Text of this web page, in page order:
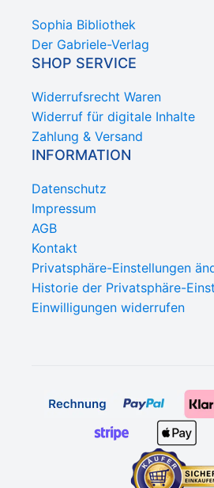
Sophia Bibliothek
Der Gabriele-Verlag
SHOP SERVICE
Widerrufsrecht Waren
Widerruf für digitale Inhalte
Zahlung & Versand
INFORMATION
Datenschutz
Impressum
AGB
Kontakt
Privatsphäre-Einstellungen
Historie der Privatsphäre-
Einwilligungen widerrufen